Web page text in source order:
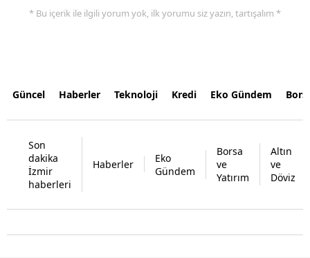
* Bu içerik ile ilgili yorum yok, ilk yorumu siz yazın, tartışalım *
Güncel Haberler Teknoloji Kredi Eko Gündem
Son
dakika
İzmir
haberleri
Haberler
Eko
Gündem
Borsa
ve
Yatırım
Altın
ve
Döviz